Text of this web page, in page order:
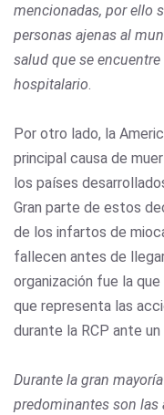
mencionadas, por ello
personas ajenas al
salud que se
hospitalario.
Por otro lado, la
principal causa de
los países
Gran parte de estos
de los infartos de
fallecen antes de
organización fue la que
que representa las
durante la RCP ante un
Durante la gran
predominantes son las